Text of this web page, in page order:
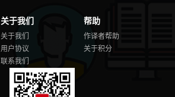
关于我们
关于我们
用户协议
联系我们
帮助
作译者帮助
关于积分